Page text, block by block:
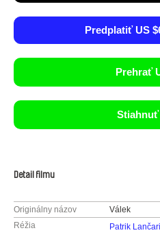
Predplatiť US
Prehrať
Stiahnuť
Detail filmu
Originálny názov
Válek
Réžia
Patrik